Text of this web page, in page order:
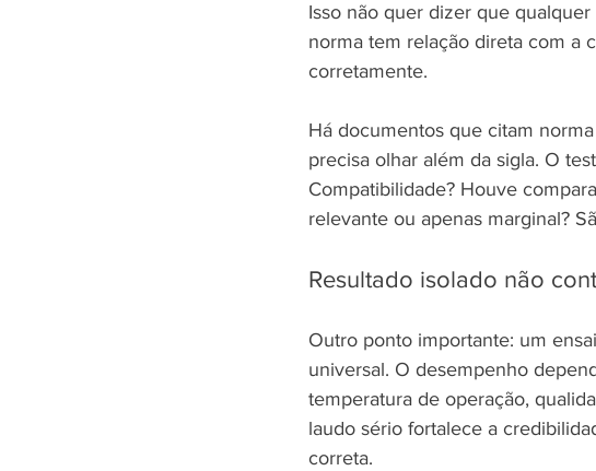
Isso não quer dizer que
norma tem relação direta com a
corretamente.
Há documentos que citam
precisa olhar além da sigla. O
Compatibilidade? Houve
relevante ou apenas marginal?
Resultado isolado não
Outro ponto importante: um
universal. O desempenho
temperatura de operação,
laudo sério fortalece a
correta.